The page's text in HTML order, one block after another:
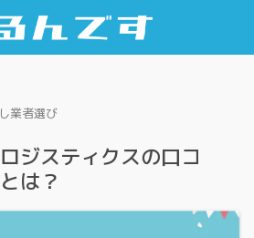
業者選び
ジスティクスの口コ
は？